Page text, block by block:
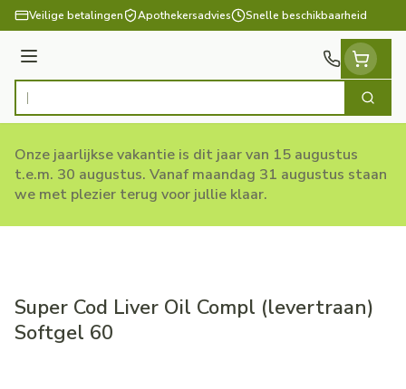
Ga naar de inhoud
Veilige betalingen Apothekersadvies Snelle beschikbaarheid
Menu
Product, merk, categorie... Zoek
Onze jaarlijkse vakantie is dit jaar van 15 augustus
t.e.m. 30 augustus. Vanaf maandag 31 augustus staan
we met plezier terug voor jullie klaar.
Super Cod Liver Oil Compl (levertraan)
Softgel 60